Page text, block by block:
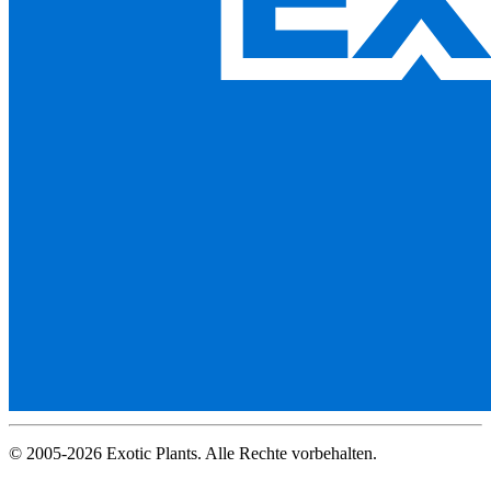
© 2005-2026 Exotic Plants. Alle Rechte vorbehalten.